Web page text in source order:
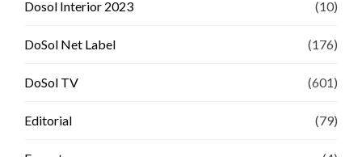
Dosol Interior 2023 (10)
DoSol Net Label (176)
DoSol TV (601)
Editorial (79)